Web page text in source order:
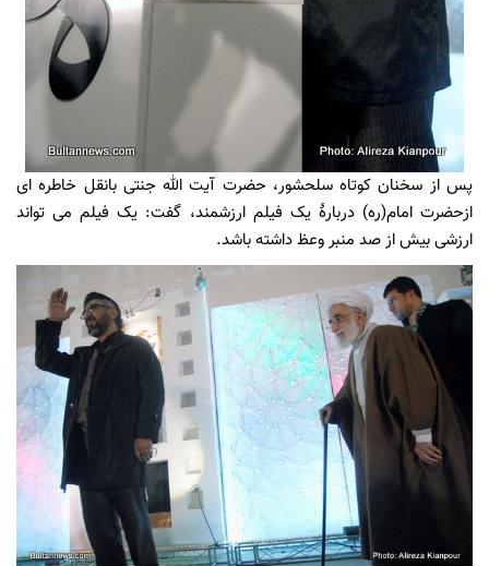
پس از سخنان کوتاه سلحشور، حضرت آیت الله جنتی بانقل خاطره ای
ازحضرت امام(ره) دربارۀ یک فیلم ارزشمند، گفت: یک فیلم می تواند
ارزشی بیش از صد منبر وعظ داشته باشد.